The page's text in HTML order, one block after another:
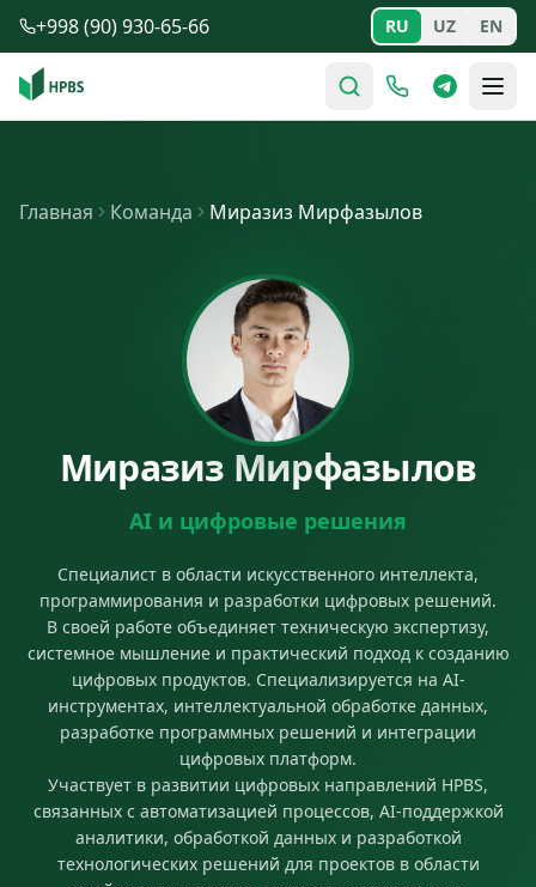
Перейти к содержимому
+998 (90) 930-65-66 RU UZ EN
Главная Команда Миразиз Мирфазылов
Миразиз Мирфазылов
AI и цифровые решения
Специалист в области искусственного интеллекта,
программирования и разработки цифровых решений.
В своей работе объединяет техническую экспертизу,
системное мышление и практический подход к созданию
цифровых продуктов. Специализируется на AI-
инструментах, интеллектуальной обработке данных,
разработке программных решений и интеграции
цифровых платформ.
Участвует в развитии цифровых направлений HPBS,
связанных с автоматизацией процессов, AI-поддержкой
аналитики, обработкой данных и разработкой
технологических решений для проектов в области